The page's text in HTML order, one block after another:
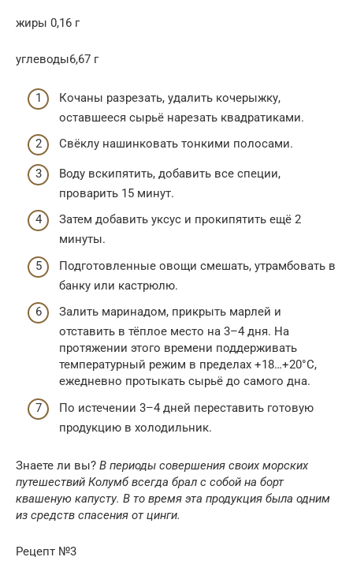
жиры 0,16 г
углеводы6,67 г
Кочаны разрезать, удалить кочерыжку,
оставшееся сырьё нарезать квадратиками.
Свёклу нашинковать тонкими полосами.
Воду вскипятить, добавить все специи,
проварить 15 минут.
Затем добавить уксус и прокипятить ещё 2
минуты.
Подготовленные овощи смешать, утрамбовать в
банку или кастрюлю.
Залить маринадом, прикрыть марлей и
отставить в тёплое место на 3–4 дня. На
протяжении этого времени поддерживать
температурный режим в пределах +18…+20°С,
ежедневно протыкать сырьё до самого дна.
По истечении 3–4 дней переставить готовую
продукцию в холодильник.
Знаете ли вы? В периоды совершения своих морских
путешествий Колумб всегда брал с собой на борт
квашеную капусту. В то время эта продукция была одним
из средств спасения от цинги.
Рецепт №3